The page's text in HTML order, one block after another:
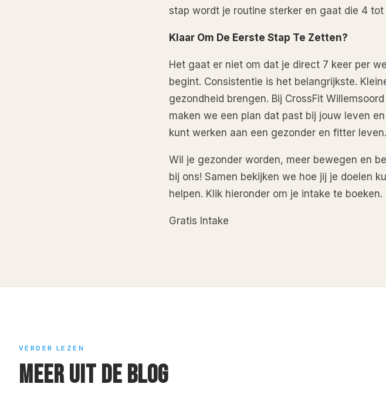
stap wordt je routine sterker en gaat die 4
Klaar Om De Eerste Stap Te Zetten?
Het gaat er niet om dat je direct 7 keer per
begint. Consistentie is het belangrijkste.
gezondheid brengen. Bij CrossFit
maken we een plan dat past bij jouw leven
kunt werken aan een gezonder en fitter leven.
Wil je gezonder worden, meer bewegen en
bij ons! Samen bekijken we hoe jij je doelen
helpen. Klik hieronder om je intake te boeken.
Gratis Intake
VERDER LEZEN
MEER UIT DE BLOG